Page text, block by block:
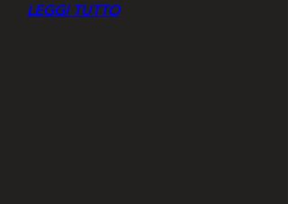
LEGGI TUTTO